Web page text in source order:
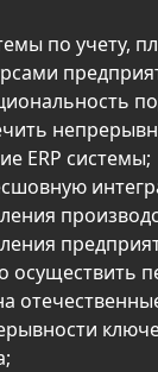
по учету,
ERP системы;